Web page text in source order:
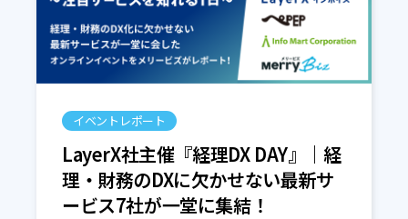
イベントレポート
LayerX社主催『経理DX DAY』｜経
理・財務のDXに欠かせない最新サ
ービス7社が一堂に集結！